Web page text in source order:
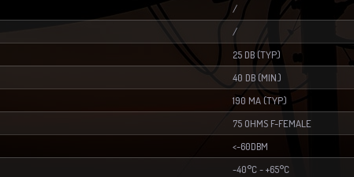
/
/
25 DB (TYP.)
40 DB (MIN.)
190 MA (TYP.)
75 OHMS F-FEMALE
<-60DBM
-40°C ~ +65°C